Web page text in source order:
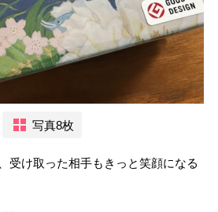
写真8枚
受け取った相手もきっと笑顔になる